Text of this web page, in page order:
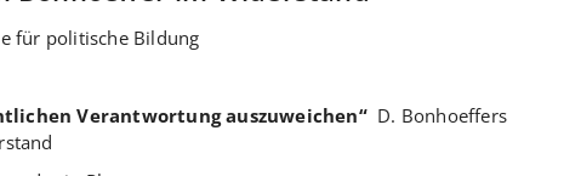
für politische Bildung
Verantwortung auszuweichen“ D. Bonhoeffers